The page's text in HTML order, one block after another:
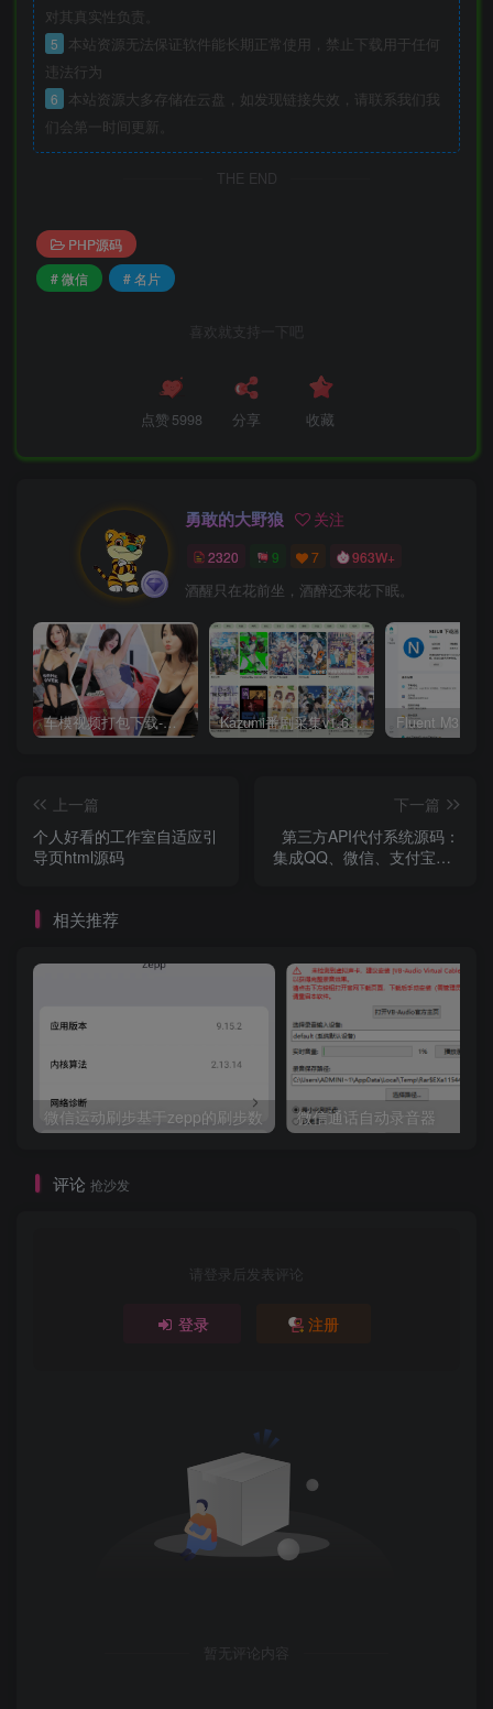
对其真实性负责。
5
本站资源无法保证软件能长期正常使用，禁止下载用于任何
违法行为
6
本站资源大多存储在云盘，如发现链接失效，请联系我们我
们会第一时间更新。
THE END
PHP源码
# 微信
# 名片
喜欢就支持一下吧
点赞 5998 分享 收藏
勇敢的大野狼 关注
2320 9 7 963W+
酒醒只在花前坐，酒醉还来花下眠。
车模视频打包下载-高清无水印版 Kazumi番剧采集v1.6.9：支持自定义规则+在线观看+弹幕，跨平台下载
上一篇
个人好看的工作室自适应引
导页html源码
下一篇
第三方API代付系统源码：
集成QQ、微信、支付宝API
相关推荐
微信运动刷步基于zepp的刷步数 微信通话自动录音器
评论 抢沙发
请登录后发表评论
登录 注册
暂无评论内容